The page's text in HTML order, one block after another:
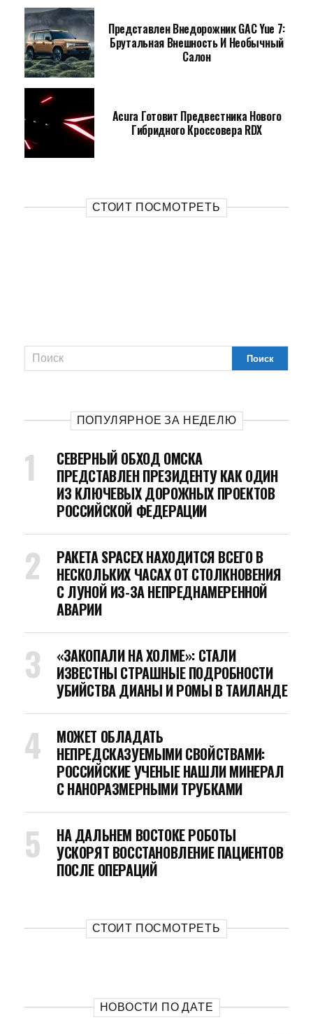
Представлен Внедорожник GAC Yue 7:
Брутальная Внешность И Необычный
Салон
Acura Готовит Предвестника Нового
Гибридного Кроссовера RDX
СТОИТ ПОСМОТРЕТЬ
ПОПУЛЯРНОЕ ЗА НЕДЕЛЮ
СЕВЕРНЫЙ ОБХОД ОМСКА
ПРЕДСТАВЛЕН ПРЕЗИДЕНТУ КАК ОДИН
ИЗ КЛЮЧЕВЫХ ДОРОЖНЫХ ПРОЕКТОВ
РОССИЙСКОЙ ФЕДЕРАЦИИ
РАКЕТА SPACEX НАХОДИТСЯ ВСЕГО В
НЕСКОЛЬКИХ ЧАСАХ ОТ СТОЛКНОВЕНИЯ
С ЛУНОЙ ИЗ-ЗА НЕПРЕДНАМЕРЕННОЙ
АВАРИИ
«ЗАКОПАЛИ НА ХОЛМЕ»: СТАЛИ
ИЗВЕСТНЫ СТРАШНЫЕ ПОДРОБНОСТИ
УБИЙСТВА ДИАНЫ И РОМЫ В ТАИЛАНДЕ
МОЖЕТ ОБЛАДАТЬ
НЕПРЕДСКАЗУЕМЫМИ СВОЙСТВАМИ:
РОССИЙСКИЕ УЧЕНЫЕ НАШЛИ МИНЕРАЛ
С НАНОРАЗМЕРНЫМИ ТРУБКАМИ
НА ДАЛЬНЕМ ВОСТОКЕ РОБОТЫ
УСКОРЯТ ВОССТАНОВЛЕНИЕ ПАЦИЕНТОВ
ПОСЛЕ ОПЕРАЦИЙ
СТОИТ ПОСМОТРЕТЬ
НОВОСТИ ПО ДАТЕ